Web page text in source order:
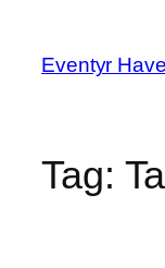
indhold
Eventyr
Tag: